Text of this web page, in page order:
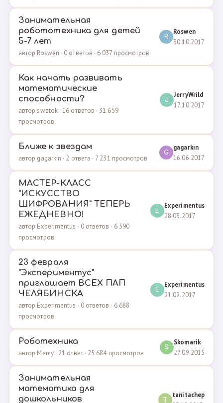
Занимательная
робототехника для детей
5-7 лет
автор Roswen · 0 ответов · 6 037 просмотров
R
Roswen
30.10.2017
Как начать развивать
математические
способности?
автор swetok · 16 ответов · 31 659
просмотров
J
JerryWrild
17.10.2017
Ближе к звездам
автор gagarkin · 2 ответа · 7 231 просмотров
G
gagarkin
16.06.2017
МАСТЕР-КЛАСС
"ИСКУССТВО
ШИФРОВАНИЯ" ТЕПЕРЬ
ЕЖЕДНЕВНО!
автор Experimentus · 0 ответов · 6 590
просмотров
E
Experimentus
28.03.2017
23 февраля
"Экспериментус"
приглашает ВСЕХ ПАП
ЧЕЛЯБИНСКА
автор Experimentus · 0 ответов · 6 688
просмотров
E
Experimentus
21.02.2017
Роботехника
автор Mercy · 21 ответ · 25 684 просмотров
S
Skomarik
27.09.2015
Занимательная
математика для
дошкольников
T
tanitachep